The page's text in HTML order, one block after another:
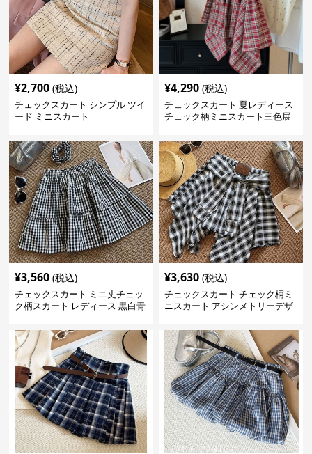
¥2,700 (税込)
チェックスカート シンプル ツイ
ード ミニスカート
¥4,290 (税込)
チェックスカート 夏レディース
チェック柄ミニスカート三色展
¥3,560 (税込)
チェックスカート ミニ丈チェッ
ク柄スカート レディース 黒白青
¥3,630 (税込)
チェックスカート チェック柄ミ
ニスカート アシンメトリーデザ